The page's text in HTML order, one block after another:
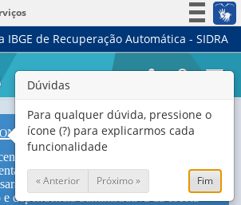
Simplifique!
Legislação
Canais
IBGE de Recuperação Automática - SIDRA
de Saúde do Escolar
de escolares frequentando o 9º ano
dentre aqueles que andaram de
capacete nos 30 dias anteriores à
dependência administrativa da escola
Dúvidas
Para qualquer dúvida, pressione o
ícone (?) para explicarmos cada
funcionalidade
« Anterior Próximo » Fim